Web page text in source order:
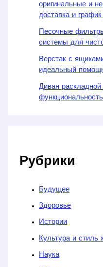
оригинальные и
доставка и
Песочные
системы для
Верстак с
идеальный
Диван
Рубрики
Будущее
Здоровье
Истории
Культура и стиль
Наука